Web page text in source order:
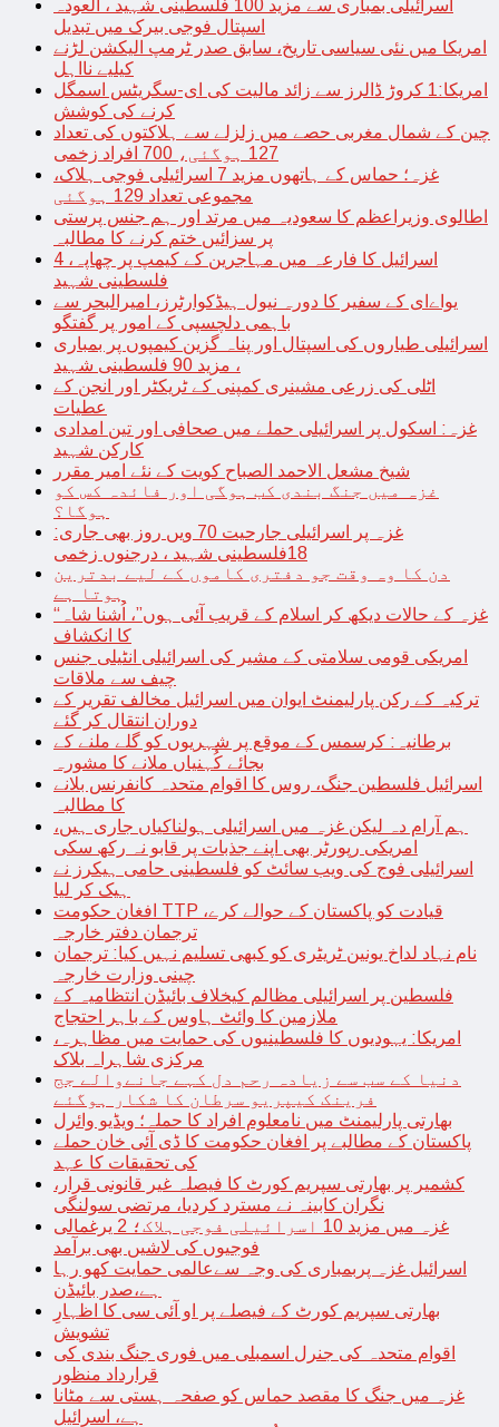
اسرائیلی بمباری سے مزید 100 فلسطینی شہید ، العودہ
اسپتال فوجی بیرک میں تبدیل
امریکا میں نئی سیاسی تاریخ، سابق صدر ٹرمپ الیکشن لڑنے
کیلیے نااہل
امریکا:1 کروڑ ڈالرز سے زائد مالیت کی ای-سگریٹس اسمگل
کرنے کی کوشش
چین کے شمال مغربی حصے میں زلزلے سے ہلاکتوں کی تعداد
127 ہوگئی، 700 افراد زخمی
غزہ؛ حماس کے ہاتھوں مزید 7 اسرائیلی فوجی ہلاک،
مجموعی تعداد 129 ہوگئی
اطالوی وزیراعظم کا سعودیہ میں مرتد اور ہم جنس پرستی
پر سزائیں ختم کرنے کا مطالبہ
اسرائیل کا فارعہ میں مہاجرین کے کیمپ پر چھاپہ، 4
فلسطینی شہید
یواےای کے سفیر کا دورہ نیول ہیڈکوارٹرز، امیرالبحر سے
باہمی دلچسپی کے امور پر گفتگو
اسرائیلی طیاروں کی اسپتال اور پناہ گزین کیمپوں پر بمباری
، مزید 90 فلسطینی شہید
اٹلی کی زرعی مشینری کمپنی کے ٹریکٹر اور انجن کے
عطیات
غزہ: اسکول پر اسرائیلی حملے میں صحافی اور تین امدادی
کارکن شہید
شیخ مشعل الاحمد الصباح کویت کے نئے امیر مقرر
غزہ میں جنگ بندی کب ہوگی اور فائدہ کس کو
ہوگا؟
غزہ پر اسرائیلی جارحیت 70 ویں روز بھی جاری:
18فلسطینی شہید ، درجنوں زخمی
دن کا وہ وقت جو دفتری کاموں کے لیے بدترین
ہوتا ہے
“غزہ کے حالات دیکھ کر اسلام کے قریب آئی ہوں”، اُشنا شاہ
کا انکشاف
امریکی قومی سلامتی کے مشیر کی اسرائیلی انٹیلی جنس
چیف سے ملاقات
ترکیہ کے رکن پارلیمنٹ ایوان میں اسرائیل مخالف تقریر کے
دوران انتقال کر گئے
برطانیہ: کرسمس کے موقع پر شہریوں کو گلے ملنے کے
بجائے کُہنیاں ملانے کا مشورہ
اسرائیل فلسطین جنگ، روس کا اقوام متحدہ کانفرنس بلانے
کا مطالبہ
ہم آرام دہ لیکن غزہ میں اسرائیلی ہولناکیاں جاری ہیں،
امریکی رپورٹر بھی اپنے جذبات پر قابو نہ رکھ سکی
اسرائیلی فوج کی ویب سائٹ کو فلسطینی حامی ہیکرز نے
ہیک کر لیا
افغان حکومت TTP قیادت کو پاکستان کے حوالے کرے،
ترجمان دفتر خارجہ
نام نہاد لداخ یونین ٹریٹری کو کبھی تسلیم نہیں کیا: ترجمان
چینی وزارت خارجہ
فلسطین پر اسرائیلی مظالم کیخلاف بائیڈن انتظامیہ کے
ملازمین کا وائٹ ہاوس کے باہر احتجاج
امریکا: یہودیوں کا فلسطینیوں کی حمایت میں مظاہرہ،
مرکزی شاہراہ بلاک
دنیا کے سب سے زیادہ رحم دل کہے جانےوالے جج
فرینک کیپریو سرطان کا شکار ہوگئے
بھارتی پارلیمنٹ میں نامعلوم افراد کا حملہ؛ ویڈیو وائرل
پاکستان کے مطالبے پر افغان حکومت کا ڈی آئی خان حملے
کی تحقیقات کا عہد
کشمیر پر بھارتی سپریم کورٹ کا فیصلہ غیر قانونی قرار،
نگران کابینہ نے مسترد کردیا، مرتضی سولنگی
غزہ میں مزید 10 اسرائیلی فوجی ہلاک؛ 2 یرغمالی
فوجیوں کی لاشیں بھی برآمد
اسرائیل غزہ پربمباری کی وجہ سےعالمی حمایت کھو رہا
ہے،صدر بائیڈن
بھارتی سپریم کورٹ کے فیصلے پر او آئی سی کا اظہارِ
تشویش
اقوام متحدہ کی جنرل اسمبلی میں فوری جنگ بندی کی
قرارداد منظور
غزہ میں جنگ کا مقصد حماس کو صفحہ ہستی سے مٹانا
ہے، اسرائیل